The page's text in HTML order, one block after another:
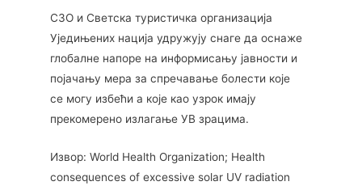
СЗО и Светска туристичка организација
Уједињених нација удружују снаге да оснаже
глобалне напоре на информисању јавности и
појачању мера за спречавање болести које
се могу избећи а које као узрок имају
прекомерено излагање УВ зрацима.
Извор: World Health Organization; Health
consequences of excessive solar UV radiation